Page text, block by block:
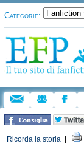
Categorie:
Ricorda la storia